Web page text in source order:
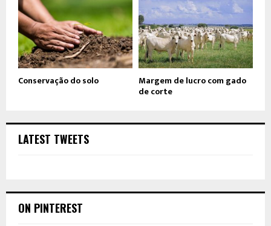
Conservação do solo Margem de lucro com gado
de corte
LATEST TWEETS
ON PINTEREST